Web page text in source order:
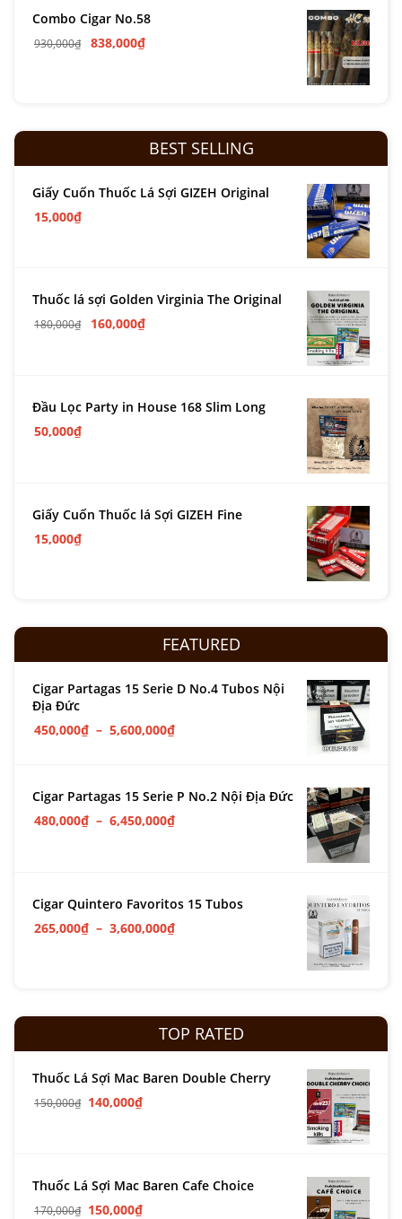
Combo Cigar No.58
930,000₫ 838,000₫
BEST SELLING
Giấy Cuốn Thuốc Lá Sợi GIZEH Original
15,000₫
Thuốc lá sợi Golden Virginia The Original
180,000₫ 160,000₫
Đầu Lọc Party in House 168 Slim Long
50,000₫
Giấy Cuốn Thuốc lá Sợi GIZEH Fine
15,000₫
FEATURED
Cigar Partagas 15 Serie D No.4 Tubos Nội
Địa Đức
450,000₫ – 5,600,000₫
Cigar Partagas 15 Serie P No.2 Nội Địa Đức
480,000₫ – 6,450,000₫
Cigar Quintero Favoritos 15 Tubos
265,000₫ – 3,600,000₫
TOP RATED
Thuốc Lá Sợi Mac Baren Double Cherry
150,000₫ 140,000₫
Thuốc Lá Sợi Mac Baren Cafe Choice
170,000₫ 150,000₫